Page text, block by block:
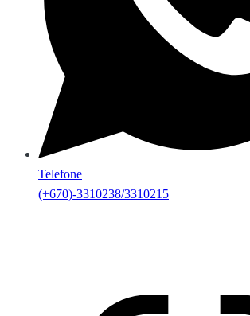
Telefone
(+670)-3310238/3310215